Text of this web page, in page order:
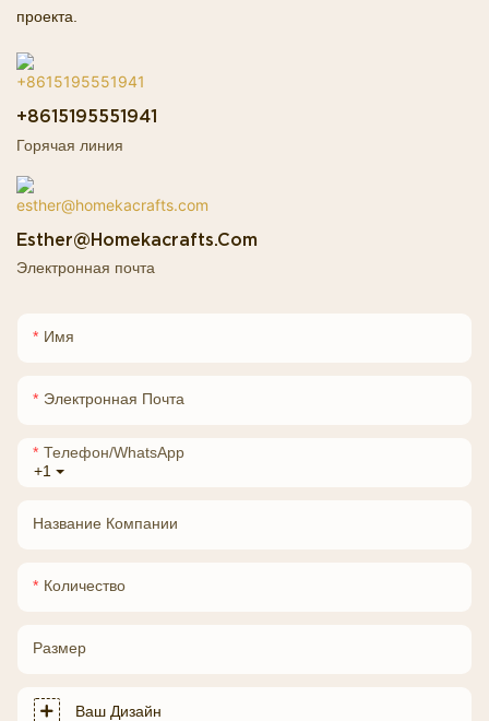
проекта.
+8615195551941
Горячая линия
Esther@homekacrafts.com
Электронная почта
Имя
Электронная Почта
+1
Телефон/WhatsApp
Название Компании
Количество
Размер
Ваш Дизайн